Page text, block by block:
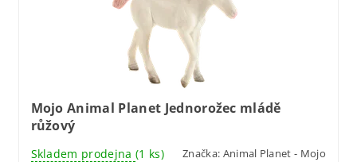
Mojo Animal Planet Jednorožec mládě
růžový
Skladem prodejna (1 ks) Značka: Animal Planet - Mojo